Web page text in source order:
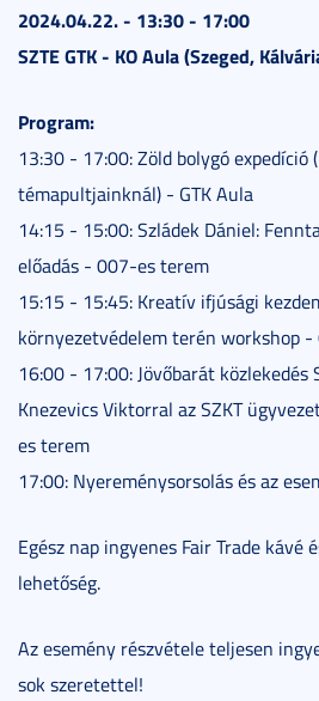
2024.04.22. - 13:30 - 17:00
SZTE GTK - KO Aula (Szeged,
Program:
13:30 - 17:00: Zöld bolygó
témapultjainknál) - GTK Aula
14:15 - 15:00: Szládek Dániel:
előadás - 007-es terem
15:15 - 15:45: Kreatív ifjúsági
környezetvédelem terén workshop
16:00 - 17:00: Jövőbarát közlekedés
Knezevics Viktorral az SZKT
es terem
17:00: Nyereménysorsolás és az
Egész nap ingyenes Fair Trade kávé
lehetőség.
Az esemény részvétele teljesen
sok szeretettel!